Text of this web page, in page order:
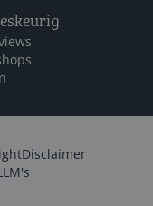
Disclaimer